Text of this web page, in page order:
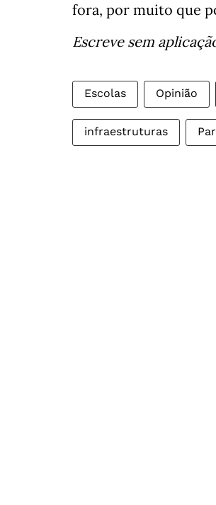
fora, por muito que
Escreve sem
Escolas Opinião
infraestruturas